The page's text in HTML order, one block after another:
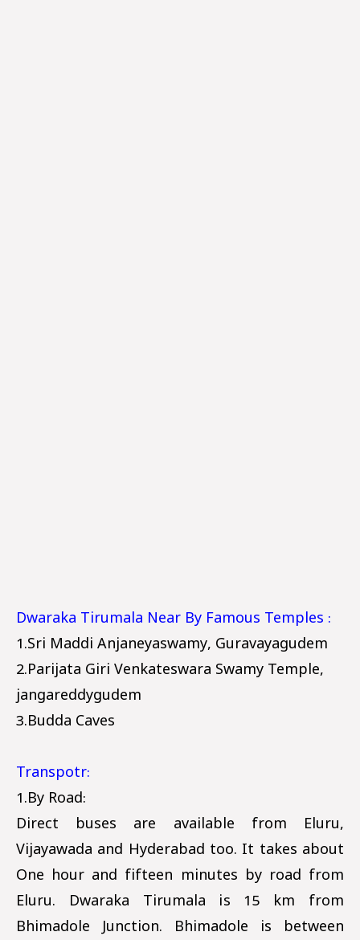
Dwaraka Tirumala Near By Famous Temples :
1.Sri Maddi Anjaneyaswamy, Guravayagudem
2.Parijata Giri Venkateswara Swamy Temple,
jangareddygudem
3.Budda Caves
Transpotr:
1.By Road:
Direct buses are available from Eluru,
Vijayawada and Hyderabad too. It takes about
One hour and fifteen minutes by road from
Eluru. Dwaraka Tirumala is 15 km from
Bhimadole Junction. Bhimadole is between